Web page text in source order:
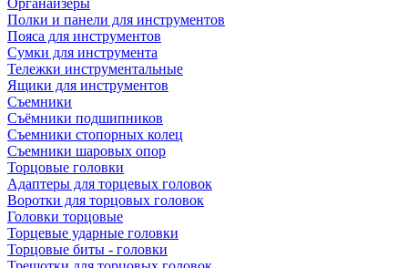
Органайзеры
Полки и панели для инструментов
Пояса для инструментов
Сумки для инструмента
Тележки инструментальные
Ящики для инструментов
Съемники
Съёмники подшипников
Съемники стопорных колец
Съемники шаровых опор
Торцовые головки
Адаптеры для торцевых головок
Воротки для торцовых головок
Головки торцовые
Торцевые ударные головки
Торцовые биты - головки